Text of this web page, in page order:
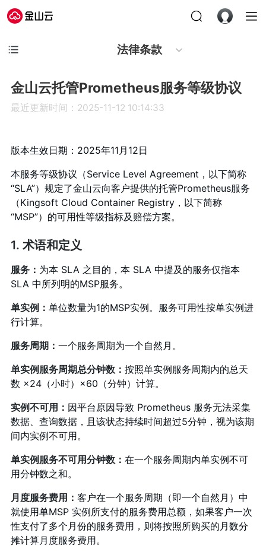
法律条款
金山云托管Prometheus服务等级协议
最近更新时间：2025-11-12 10:14:33
版本生效日期：2025年11月12日
本服务等级协议（Service Level Agreement，以下简称
“SLA”）规定了金山云向客户提供的托管Prometheus服务
（Kingsoft Cloud Container Registry，以下简称
“MSP”）的可用性等级指标及赔偿方案。
1. 术语和定义
服务： 为本 SLA 之目的，本 SLA 中提及的服务仅指本
SLA 中所列明的MSP服务。
单实例： 单位数量为1的MSP实例。服务可用性按单实例进
行计算。
服务周期： 一个服务周期为一个自然月。
单实例服务周期总分钟数： 按照单实例服务周期内的总天
数 ×24（小时）×60（分钟）计算。
实例不可用： 因平台原因导致 Prometheus 服务无法采集
数据、查询数据，且该状态持续时间超过5分钟，视为该期
间内实例不可用。
单实例服务不可用分钟数： 在一个服务周期内单实例不可
用分钟数之和。
月度服务费用： 客户在一个服务周期（即一个自然月）中
就使用单MSP 实例所支付的服务费用总额，如果客户一次
性支付了多个月份的服务费用，则将按照所购买的月数分
摊计算月度服务费用。